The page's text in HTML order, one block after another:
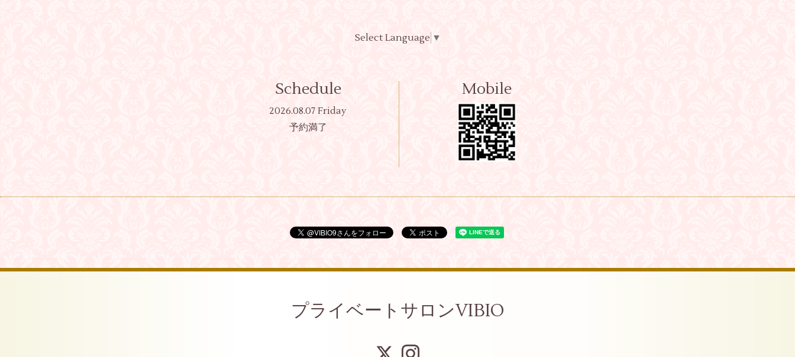
Select Language ▼
Schedule
2026.08.07 Friday
予約満了
Mobile
プライベートサロンVIBIO